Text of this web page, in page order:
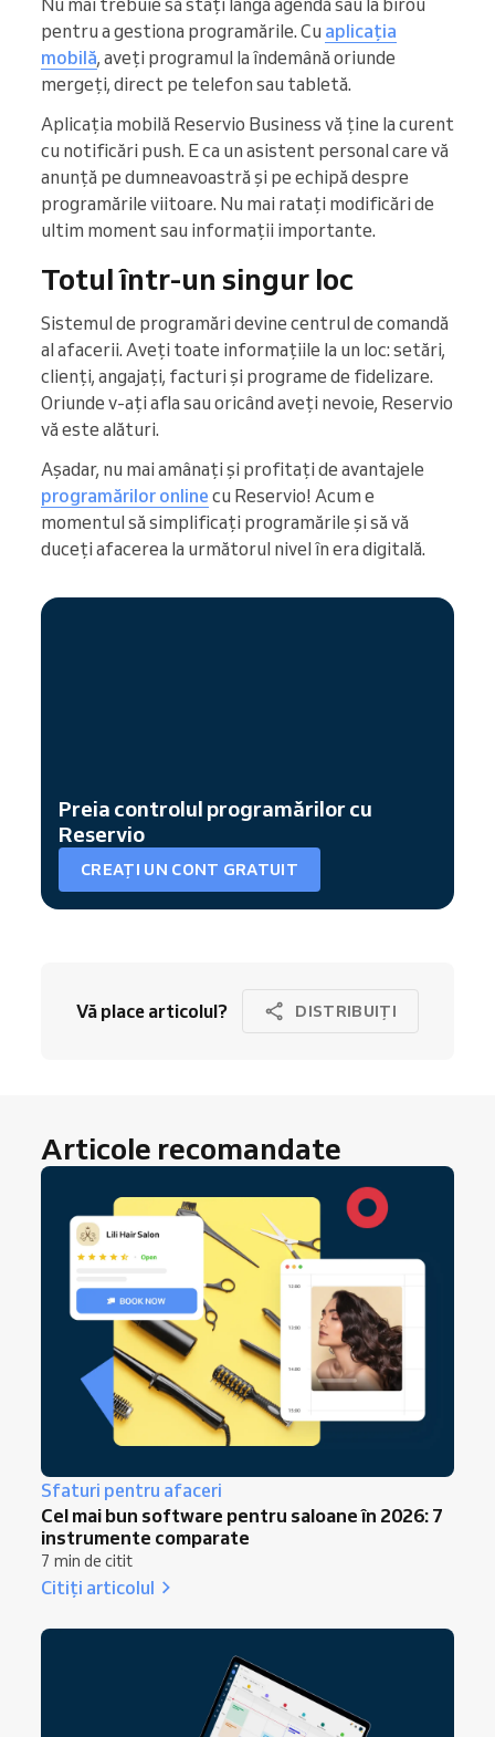
Nu mai trebuie să stați lângă agendă sau la birou
pentru a gestiona programările. Cu aplicația
mobilă, aveți programul la îndemână oriunde
mergeți, direct pe telefon sau tabletă.
Aplicația mobilă Reservio Business vă ține la curent
cu notificări push. E ca un asistent personal care vă
anunță pe dumneavoastră și pe echipă despre
programările viitoare. Nu mai ratați modificări de
ultim moment sau informații importante.
Totul într-un singur loc
Sistemul de programări devine centrul de comandă
al afacerii. Aveți toate informațiile la un loc: setări,
clienți, angajați, facturi și programe de fidelizare.
Oriunde v-ați afla sau oricând aveți nevoie, Reservio
vă este alături.
Așadar, nu mai amânați și profitați de avantajele
programărilor online cu Reservio! Acum e
momentul să simplificați programările și să vă
duceți afacerea la următorul nivel în era digitală.
Preia controlul programărilor cu
Reservio
CREAȚI UN CONT GRATUIT
Vă place articolul? DISTRIBUIȚI
Articole recomandate
Sfaturi pentru afaceri
Cel mai bun software pentru saloane în 2026: 7
instrumente comparate
7 min de citit
Citiți articolul